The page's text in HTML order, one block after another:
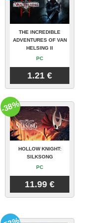
THE INCREDIBLE
ADVENTURES OF VAN
HELSING II
PC
1.21 €
HOLLOW KNIGHT:
SILKSONG
PC
11.99 €
-38%